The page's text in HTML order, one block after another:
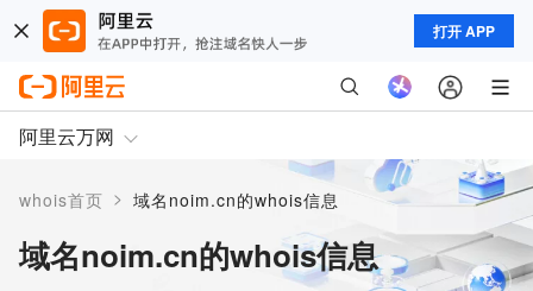
打开 APP
阿里云万网
whois首页 > 域名noim.cn的whois信息
域名noim.cn的whois信息